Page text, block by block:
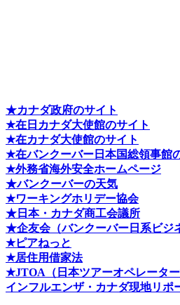
★カナダ政府のサイト
★在日カナダ大使館のサイト
★在カナダ大使館のサイト
★在バンクーバー日本国総領事館
★外務省海外安全ホームページ
★バンクーバーの天気
★ワーキングホリデー協会
★日本・カナダ商工会議所
★企友会（バンクーバー日系ビジ
★ピアねっと
★居住用借家法
★JTOA（日本ツアーオペレータ
インフルエンザ・カナダ現地リポ